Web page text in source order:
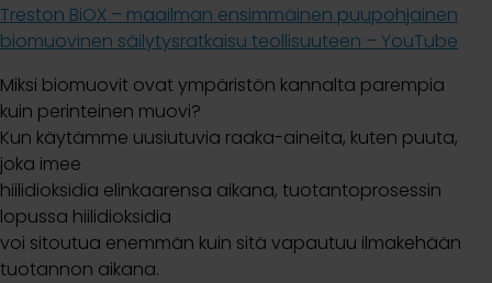
Treston BiOX – maailman ensimmäinen puupohjainen
biomuovinen säilytysratkaisu teollisuuteen – YouTube
Miksi biomuovit ovat ympäristön kannalta parempia
kuin perinteinen muovi?
Kun käytämme uusiutuvia raaka-aineita, kuten puuta,
joka imee
hiilidioksidia elinkaarensa aikana, tuotantoprosessin
lopussa hiilidioksidia
voi sitoutua enemmän kuin sitä vapautuu ilmakehään
tuotannon aikana.